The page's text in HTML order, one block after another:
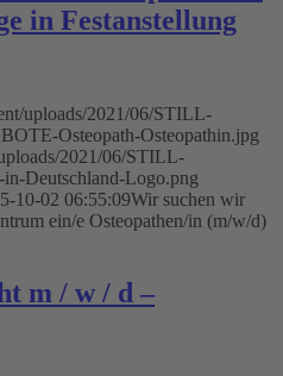
in Festanstellung
uploads/2021/06/STILL-
Osteopath-Osteopathin.jpg
2021/06/STILL-
Deutschland-Logo.png
10-02 06:55:09Wir suchen wir
ein/e Osteopathen/in (m/w/d)
m / w / d –